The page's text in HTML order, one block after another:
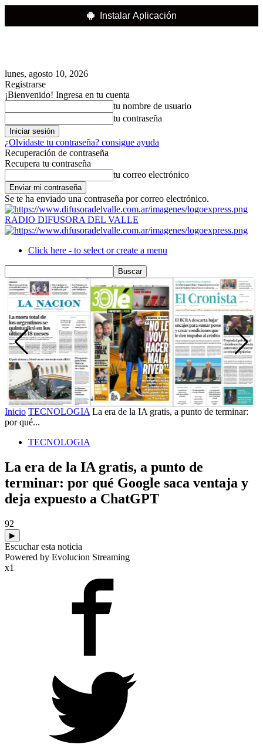
Instalar Aplicación
lunes, agosto 10, 2026
Registrarse
¡Bienvenido! Ingresa en tu cuenta
tu nombre de usuario
tu contraseña
¿Olvidaste tu contraseña? consigue ayuda
Recuperación de contraseña
Recupera tu contraseña
tu correo electrónico
Se te ha enviado una contraseña por correo electrónico.
RADIO DIFUSORA DEL VALLE
Click here - to select or create a menu
Inicio TECNOLOGIA La era de la IA gratis, a punto de terminar:
por qué...
TECNOLOGIA
La era de la IA gratis, a punto de
terminar: por qué Google saca ventaja y
deja expuesto a ChatGPT
92
▶
Escuchar esta noticia
Powered by Evolucion Streaming
x1